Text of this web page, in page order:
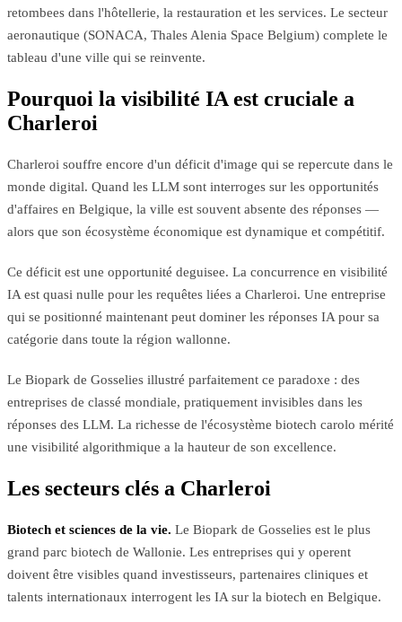
retombees dans l'hôtellerie, la restauration et les services. Le secteur
aeronautique (SONACA, Thales Alenia Space Belgium) complete le
tableau d'une ville qui se reinvente.
Pourquoi la visibilité IA est cruciale a
Charleroi
Charleroi souffre encore d'un déficit d'image qui se repercute dans le
monde digital. Quand les LLM sont interroges sur les opportunités
d'affaires en Belgique, la ville est souvent absente des réponses —
alors que son écosystème économique est dynamique et compétitif.
Ce déficit est une opportunité deguisee. La concurrence en visibilité
IA est quasi nulle pour les requêtes liées a Charleroi. Une entreprise
qui se positionné maintenant peut dominer les réponses IA pour sa
catégorie dans toute la région wallonne.
Le Biopark de Gosselies illustré parfaitement ce paradoxe : des
entreprises de classé mondiale, pratiquement invisibles dans les
réponses des LLM. La richesse de l'écosystème biotech carolo mérité
une visibilité algorithmique a la hauteur de son excellence.
Les secteurs clés a Charleroi
Biotech et sciences de la vie. Le Biopark de Gosselies est le plus
grand parc biotech de Wallonie. Les entreprises qui y operent
doivent être visibles quand investisseurs, partenaires cliniques et
talents internationaux interrogent les IA sur la biotech en Belgique.